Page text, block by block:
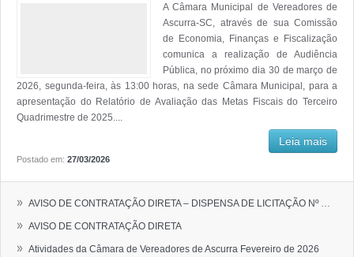
A Câmara Municipal de Vereadores de
Ascurra-SC, através de sua Comissão
de Economia, Finanças e Fiscalização
comunica a realização de Audiência
Pública, no próximo dia 30 de março de
2026, segunda-feira, às 13:00 horas, na sede Câmara Municipal, para a
apresentação do Relatório de Avaliação das Metas Fiscais do Terceiro
Quadrimestre de 2025....
Leia mais
Postado em: 27/03/2026
» AVISO DE CONTRATAÇÃO DIRETA – DISPENSA DE LICITAÇÃO Nº 01/2026
» AVISO DE CONTRATAÇÃO DIRETA
» Atividades da Câmara de Vereadores de Ascurra Fevereiro de 2026